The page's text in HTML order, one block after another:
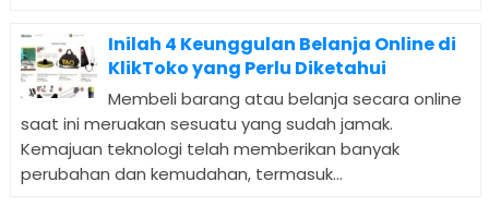
Inilah 4 Keunggulan Belanja Online di
KlikToko yang Perlu Diketahui
Membeli barang atau belanja secara online
saat ini meruakan sesuatu yang sudah jamak.
Kemajuan teknologi telah memberikan banyak
perubahan dan kemudahan, termasuk...